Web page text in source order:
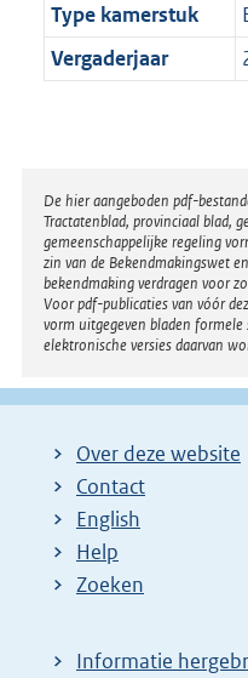
Type kamerstuk
Vergaderjaar
Disclaimer
De hier aangeboden pdf-
Tractatenblad, provinciaal blad,
gemeenschappelijke regeling
zin van de Bekendmakingswet
bekendmaking verdragen voor
Voor pdf-publicaties van vóór
vorm uitgegeven bladen
elektronische versies daarvan
Over deze website
Contact
English
Help
Zoeken
Informatie